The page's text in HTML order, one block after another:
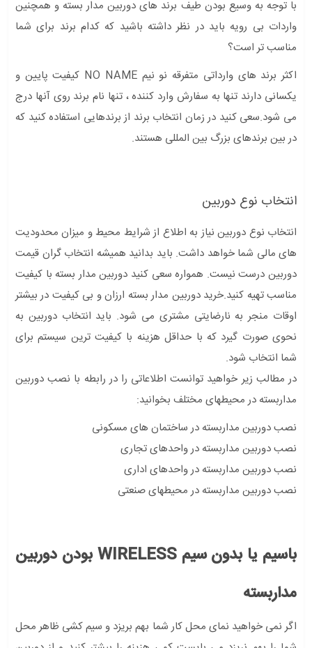
با توجه به وسیع بودن طیف برند های دوربین مدار بسته و همچنین
واردات بی رویه باید در نظر داشته باشید که کدام برند برای شما
مناسب تر است؟
اکثر برند های وارداتی متفرقه نو نیم NO NAME کیفیت پایین و
یکسانی دارند تنها به سفارش وارد کننده ، تنها نام برند روی آنها درج
می شود.سعی کنید در زمان انتخاب برند از برندهایی استفاده کنید که
در بین برندهای بزرگ بین المللی هستند.
انتخاب نوع دوربین
انتخاب نوع دوربین نیاز به اطلاع از شرایط محیط و میزان محدودیت
های مالی شما خواهد داشت. باید بدانید همیشه انتخاب گران قیمت
دوربین درست نیست. همواره سعی کنید دوربین مدار بسته با کیفیت
مناسب تهیه کنید.خرید دوربین مدار بسته ارزان و بی کیفیت در بیشتر
اوقات منجر به نارضایتی مشتری می شود. باید انتخاب دوربین به
نحوی صورت گیرد که با حداقل هزینه با کیفیت ترین سیستم برای
شما انتخاب شود.
در مطالب زیر خواهید توانست اطلاعاتی را در رابطه با نصب دوربین
مداربسته در محیطهای مختلف بخوانید:
نصب دوربین مداربسته در ساختمان های مسکونی
نصب دوربین مداربسته در واحدهای تجاری
نصب دوربین مداربسته در واحدهای اداری
نصب دوربین مداربسته در محیطهای صنعتی
باسیم یا بدون سیم WIRELESS بودن دوربین
مداربسته
اگر نمی خواهید نمای محل کار شما بهم بریزد و سیم کشی ظاهر محل